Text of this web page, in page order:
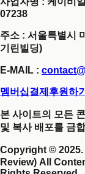
07238
주소 : 서울특별시
기린빌딩)
E-MAIL :
멤버십결제 후원하기
본 사이트의 모든
및 복사 배포를 금
Copyright © 2025.
Review) All